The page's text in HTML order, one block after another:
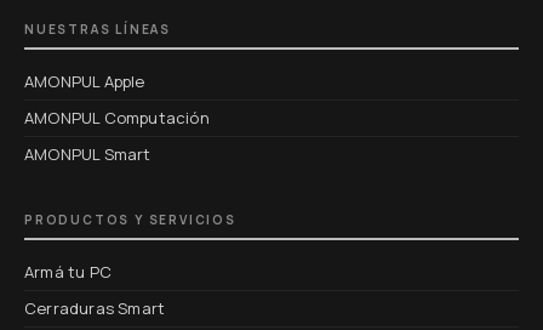
NUESTRAS LÍNEAS
AMONPUL Apple
AMONPUL Computación
AMONPUL Smart
PRODUCTOS Y SERVICIOS
Armá tu PC
Cerraduras Smart